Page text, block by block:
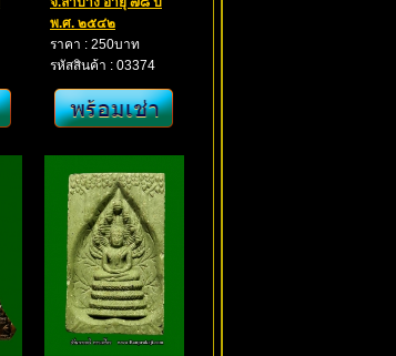
พ.ศ. ๒๕๔๒
ราคา : 250บาท
รหัสสินค้า : 03374